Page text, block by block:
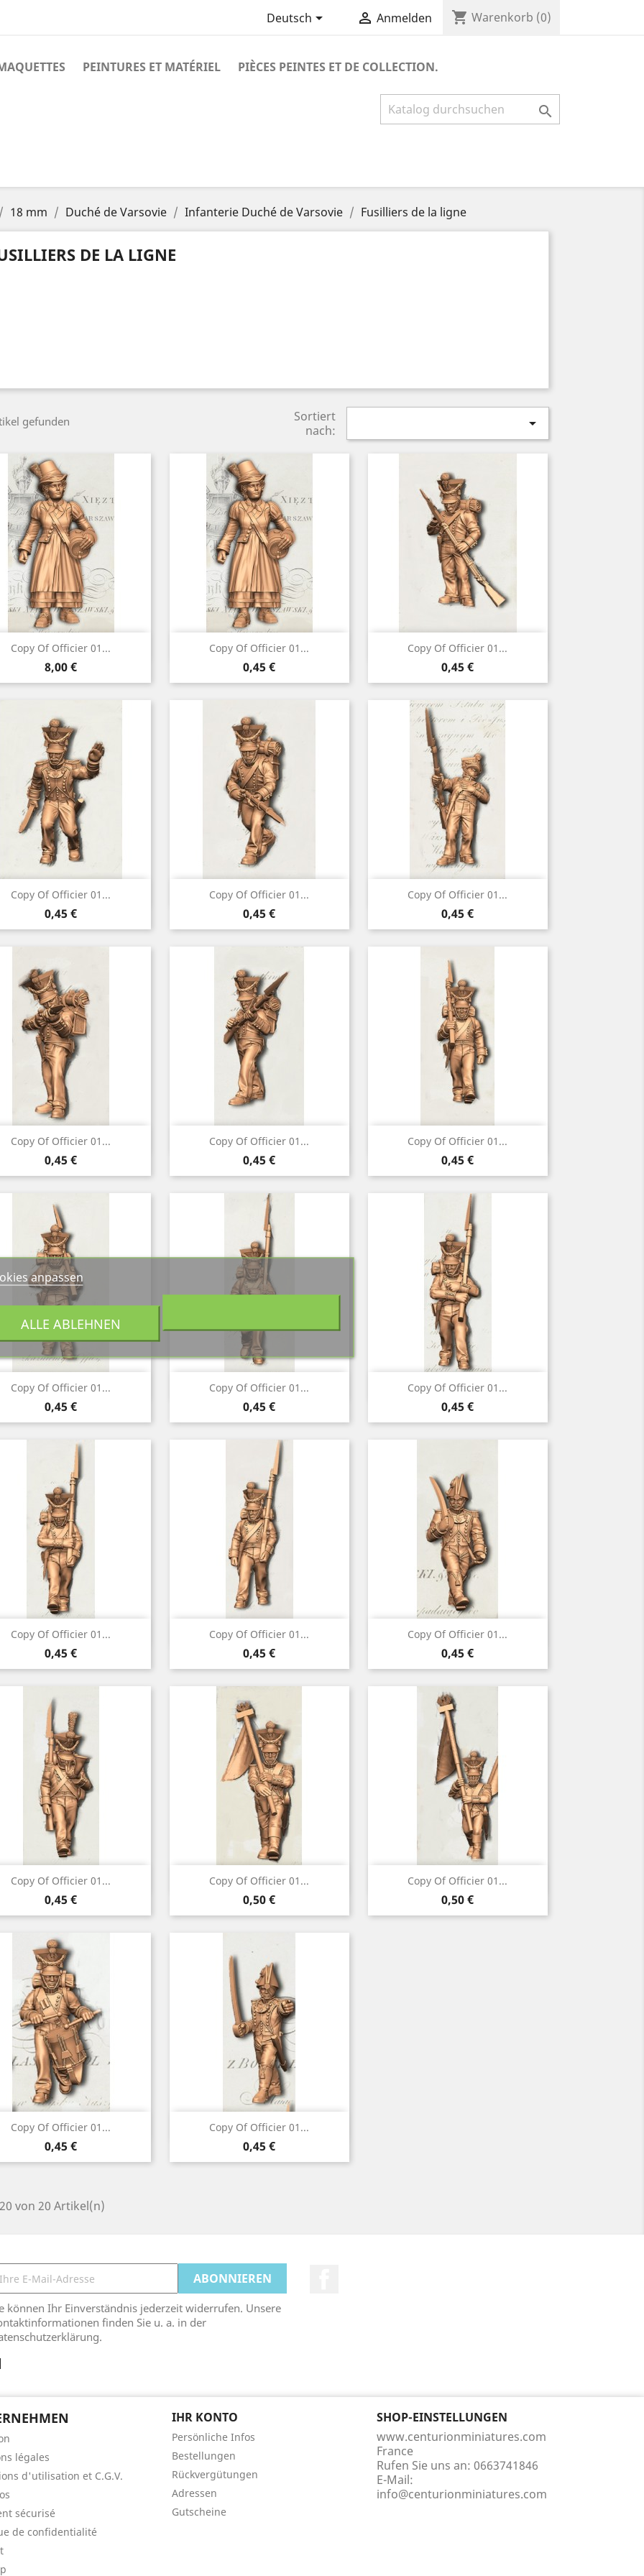
Deutsch  Anmelden shopping_cart Warenkorb (0)
PEINTURES ET MATÉRIEL PIÈCES PEINTES ET DE COLLECTION.

18 mm Duché de Varsovie Infanterie Duché de Varsovie Fusilliers de la ligne
DE LA LIGNE
gefunden
Sortiert
nach:

Copy Of Officier 01...
Preis
8,00 €
Vorschau Copy Of Officier 01...
Preis
0,45 €
Vorschau Copy Of Officier 01...
Preis
0,45 €
Vorschau
Copy Of Officier 01...
Preis
0,45 €
Vorschau Copy Of Officier 01...
Preis
0,45 €
Vorschau Copy Of Officier 01...
Preis
0,45 €
Vorschau
Copy Of Officier 01...
Preis
0,45 €
Vorschau Copy Of Officier 01...
Preis
0,45 €
Vorschau Copy Of Officier 01...
Preis
0,45 €
Vorschau
Copy Of Officier 01...
Preis
0,45 €
Vorschau Copy Of Officier 01...
Preis
0,45 €
Vorschau Copy Of Officier 01...
Preis
0,45 €
Vorschau
Copy Of Officier 01...
Preis
0,45 €
Vorschau Copy Of Officier 01...
Preis
0,45 €
Vorschau Copy Of Officier 01...
Preis
0,45 €
Vorschau
Copy Of Officier 01...
Preis
0,45 €
Vorschau Copy Of Officier 01...
Preis
0,50 €
Vorschau Copy Of Officier 01...
Preis
0,50 €
Vorschau
Copy Of Officier 01...
Preis
0,45 €
Vorschau Copy Of Officier 01...
Preis
0,45 €
Vorschau
von 20 Artikel(n)
können Ihr Einverständnis jederzeit widerrufen. Unsere
finden Sie u. a. in der
légales
d'utilisation et C.G.V.
sécurisé
de confidentialité
IHR KONTO
Persönliche Infos
Bestellungen
Rückvergütungen
Adressen
Gutscheine
SHOP-EINSTELLUNGEN
www.centurionminiatures.com
France
Rufen Sie uns an: 0663741846
E-Mail:
info@centurionminiatures.com
anpassen
ALLE ABLEHNEN